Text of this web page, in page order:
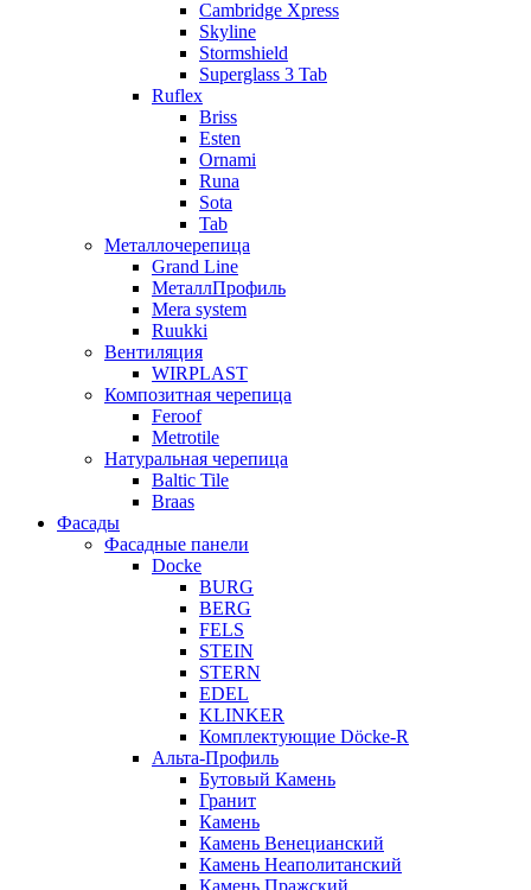
Cambridge Xpress
Skyline
Stormshield
Superglass 3 Tab
Ruflex
Briss
Esten
Ornami
Runa
Sota
Tab
Металлочерепица
Grand Line
МеталлПрофиль
Mera system
Ruukki
Вентиляция
WIRPLAST
Композитная черепица
Feroof
Metrotile
Натуральная черепица
Baltic Tile
Braas
Фасады
Фасадные панели
Docke
BURG
BERG
FELS
STEIN
STERN
EDEL
KLINKER
Комплектующие Döcke-R
Альта-Профиль
Бутовый Камень
Гранит
Камень
Камень Венецианский
Камень Неаполитанский
Камень Пражский